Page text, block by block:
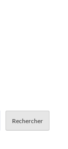
Rechercher